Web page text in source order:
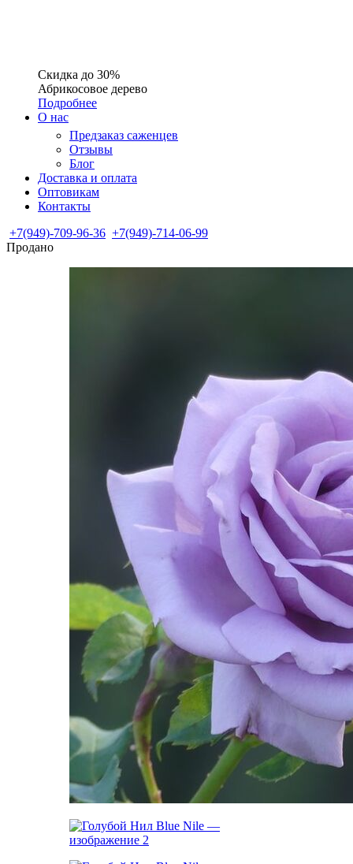
Скидка до 30%
Абрикосовое дерево
Подробнее
О нас
Предзаказ саженцев
Отзывы
Блог
Доставка и оплата
Оптовикам
Контакты
+7(949)-709-96-36 +7(949)-714-06-99
Продано